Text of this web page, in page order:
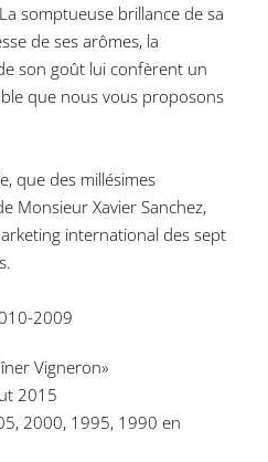
somptueuse brillance de sa
de ses arômes, la
son goût lui confèrent un
que nous vous proposons
que des millésimes
Monsieur Xavier Sanchez,
international des sept
2009
Vigneron»
2015
2000, 1995, 1990 en